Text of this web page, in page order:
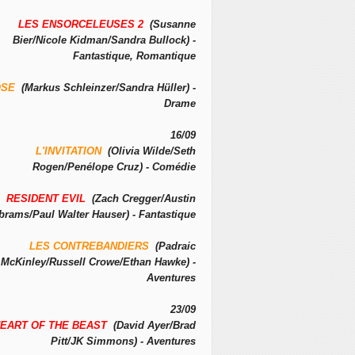
LES ENSORCELEUSES 2 (Susanne
Bier/Nicole Kidman/Sandra Bullock) -
Fantastique, Romantique
(Markus Schleinzer/Sandra Hüller) -
Drame
16/09
L'INVITATION (Olivia Wilde/Seth
Rogen/Penélope Cruz) - Comédie
RESIDENT EVIL (Zach Cregger/Austin
Paul Walter Hauser) - Fantastique
LES CONTREBANDIERS (Padraic
McKinley/Russell Crowe/Ethan Hawke) -
Aventures
23/09
OF THE BEAST(David Ayer/Brad
Pitt/JK Simmons) - Aventures